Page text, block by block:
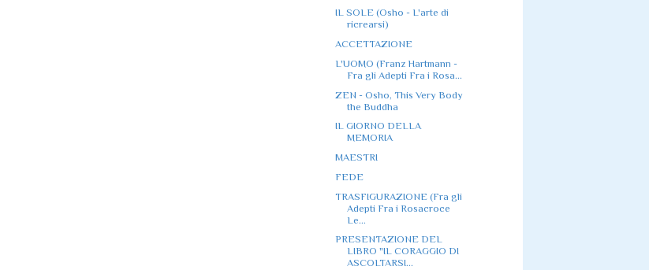
IL SOLE (Osho - L'arte di
ricrearsi)
ACCETTAZIONE
L'UOMO (Franz Hartmann -
Fra gli Adepti Fra i Rosa...
ZEN - Osho, This Very Body
the Buddha
IL GIORNO DELLA
MEMORIA
MAESTRI
FEDE
TRASFIGURAZIONE (Fra gli
Adepti Fra i Rosacroce
Le...
PRESENTAZIONE DEL
LIBRO "IL CORAGGIO DI
ASCOLTARSI...